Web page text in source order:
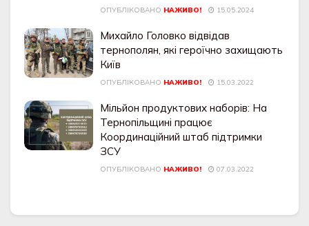
ОПУБЛІКОВАНО НАЖИВО! 15.05.2024
Михайло Головко відвідав
тернополян, які героїчно захищають
Київ
ОПУБЛІКОВАНО НАЖИВО! 15.03.2022
Мільйон продуктових наборів: На
Тернопільщині працює
Координаційний штаб підтримки
ЗСУ
ОПУБЛІКОВАНО НАЖИВО! 07.03.2022